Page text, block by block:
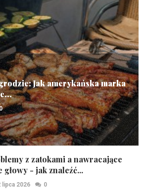
Jak amerykańska marka
z zatokami a nawracające
głowy - jak znaleźć...
lipca 2026 0